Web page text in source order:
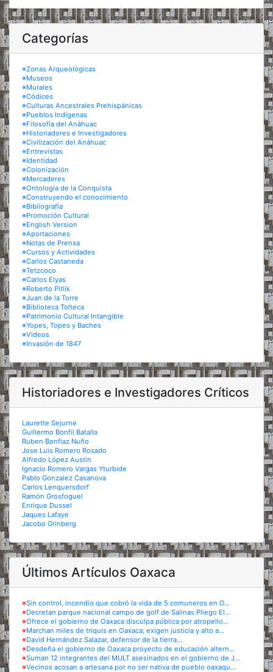
Categorías
※Zonas Arqueológicas
※Museos
※Murales
※Códices
※Culturas Ancestrales Prehispánicas
※Pueblos Indígenas
※Filosofía del Anáhuac
※Historiadores e Investigadores
※Civilización del Anáhuac
※Entrevistas
※Identidad
※Colonización
※Mercaderes
※Ontología de la Conquista
※Construyendo el conocimiento
※Bibliografía
※Promoción Cultural
※English Version
※Aportaciones
※Notas de Prensa
※Cursos y Actividades
※Carlos Castaneda
※Tetzcoco
※Carlos Elyas
※Roberto Pitlik
※Juan de la Torre
※Biblioteca Tolteca
※Patrimonio Cultural Intangible
※Yopes, Topes y Baches
※Videos
※Invasión de 1847
Historiadores e Investigadores Críticos
Laurette Sejurne
Guillermo Bonfil Batalla
Ruben Bonfiaz Nuño
Jose Luis Romero Rosado
Alfredo López Austin
Ignacio Romero Vargas Yturbide
Pablo Gonzalez Casanova
Carlos Lenquersdorf
Ramón Grosfoguel
Enrique Dussel
Jaques Lafaye
Jacobo Grinberg
Últimos Artículos Oaxaca
※Sin control, incendio que cobró la vida de 5 comuneros en O...
※Decretan parque nacional campo de golf de Salinas Pliego El...
※Ofrece el gobierno de Oaxaca disculpa pública por atropello...
※Marchan miles de triquis en Oaxaca; exigen justicia y alto a...
※David Hernández Salazar, defensor de la tierra...
※Desdeña el gobierno de Oaxaca proyecto de educación altern...
※Suman 12 integrantes del MULT asesinados en el gobierno de J...
※Vecinos acosan a artesana por no ser nativa de pueblo oaxaqu...